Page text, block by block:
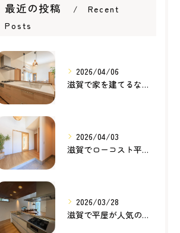
最近の投稿
Recent
Posts
2026/04/06
滋賀で家を建てるなら知っておきたい住宅ローンの基本｜無理のない家づくりの考え方
2026/04/03
滋賀でローコスト平屋を建てるなら？無理のない価格で理想の暮らしを叶える家づくり
2026/03/28
滋賀で平屋が人気の理由とは？暮らしやすさ・家事動線・将来性から考える家づくり